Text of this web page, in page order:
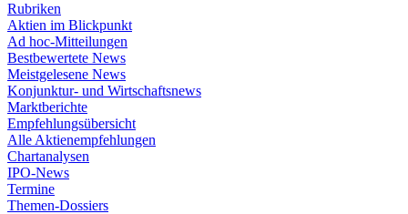
Rubriken
Aktien im Blickpunkt
Ad hoc-Mitteilungen
Bestbewertete News
Meistgelesene News
Konjunktur- und Wirtschaftsnews
Marktberichte
Empfehlungsübersicht
Alle Aktienempfehlungen
Chartanalysen
IPO-News
Termine
Themen-Dossiers